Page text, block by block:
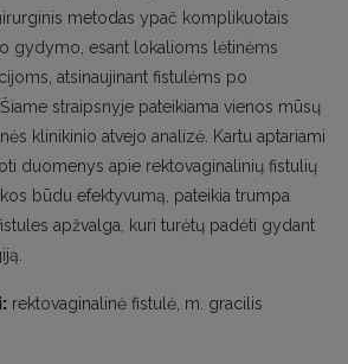
metodas ypač komplikuotais
gydymo, esant lokalioms lėtinėms
atsinaujinant fistulėms po
straipsnyje pateikiama vienos mūsų
klinikinio atvejo analizė. Kartu aptariami
duomenys apie rektovaginalinių fistulių
būdu efektyvumą, pateikia trumpa
apžvalga, kuri turėtų padėti gydant
rektovaginalinė fistulė, m. gracilis